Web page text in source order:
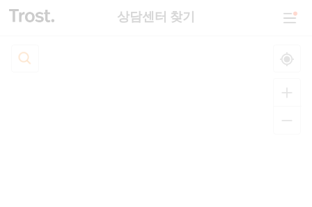
상담센터 찾기